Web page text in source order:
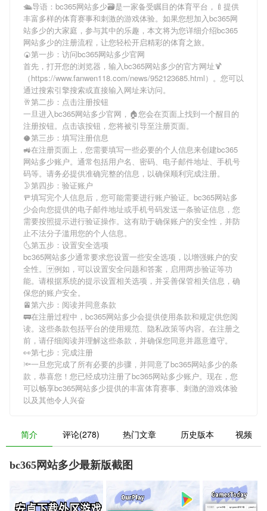
🛳导语： bc365网站多少🗃是一家备受瞩目的体育平台，🍼提供
丰富多样的体育赛事和刺激的游戏体验。如果您想加入bc365网
站多少的大家庭，参与其中的乐趣，本文将为您详细介绍bc365
网站多少的注册流程，让您轻松开启精彩的体育之旅。
🍘第一步：访问bc365网站多少官网
首先，打开您的浏览器，输入bc365网站多少的官方网址🍹
（https://www.fanwen118.com/news/952123685.html）。您可以
通过搜索引擎搜索或直接输入网址来访问。
🥂第二步：点击注册按钮
一旦进入bc365网站多少官网，🏠您会在页面上找到一个醒目的
注册按钮。点击该按钮，您将被引导至注册页面。
🥥第三步：填写注册信息
🚜在注册页面上，您需要填写一些必要的个人信息来创建bc365
网站多少账户。通常包括用户名、密码、电子邮件地址、手机号
码等。请务必提供准确完整的信息，以确保顺利完成注册。
🌛第四步：验证账户
🚥填写完个人信息后，您可能需要进行账户验证。 bc365网站多
少会向您提供的电子邮件地址或手机号码发送一条验证信息，您
需要按照提示进行验证操作。这有助于确保账户的安全性，并防
止不法分子滥用您的个人信息。
🌜第五步：设置安全选项
bc365网站多少通常要求您设置一些安全选项，以增强账户的安
全性。🈂例如，可以设置安全问题和答案，启用两步验证等功
能。请根据系统的提示设置相关选项，并妥善保管相关信息，确
保您的账户安全。
🚈第六步：阅读并同意条款
🚃在注册过程中， bc365网站多少会提供使用条款和规定供您阅
读。这些条款包括平台的使用规范、隐私政策等内容。在注册之
前，请仔细阅读并理解这些条款，并确保您同意并愿意遵守。
👀第七步：完成注册
🔦一旦您完成了所有必要的步骤，并同意了bc365网站多少的条
款，恭喜您！您已经成功注册了bc365网站多少账户。现在，您
可以畅享bc365网站多少提供的丰富体育赛事、刺激的游戏体验
以及其他令人兴奋
简介 评论(278) 热门文章 历史版本 视频
bc365网站多少最新版截图